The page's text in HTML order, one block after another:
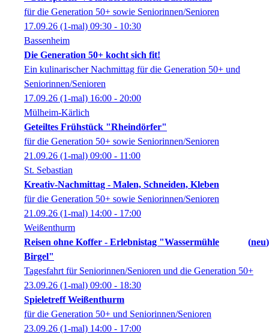
für die Generation 50+ sowie Seniorinnen/Senioren
17.09.26 (1-mal) 09:30 - 10:30
Bassenheim
Die Generation 50+ kocht sich fit!
Ein kulinarischer Nachmittag für die Generation 50+ und
Seniorinnen/Senioren
17.09.26 (1-mal) 16:00 - 20:00
Mülheim-Kärlich
Geteiltes Frühstück "Rheindörfer"
für die Generation 50+ sowie Seniorinnen/Senioren
21.09.26 (1-mal) 09:00 - 11:00
St. Sebastian
Kreativ-Nachmittag - Malen, Schneiden, Kleben
für die Generation 50+ sowie Seniorinnen/Senioren
21.09.26 (1-mal) 14:00 - 17:00
Weißenthurm
Reisen ohne Koffer - Erlebnistag "Wassermühle
Birgel"
neu
Tagesfahrt für Seniorinnen/Senioren und die Generation 50+
23.09.26 (1-mal) 09:00 - 18:30
Spieletreff Weißenthurm
für die Generation 50+ und Seniorinnen/Senioren
23.09.26 (1-mal) 14:00 - 17:00